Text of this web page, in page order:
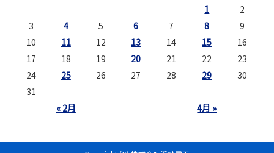
« 2月 4月 »
1
2
3
4 5 6 7 8
9
10
11 12 13 14 15
16
17
18 19 20 21 22
23
24
25 26 27 28 29
30
31